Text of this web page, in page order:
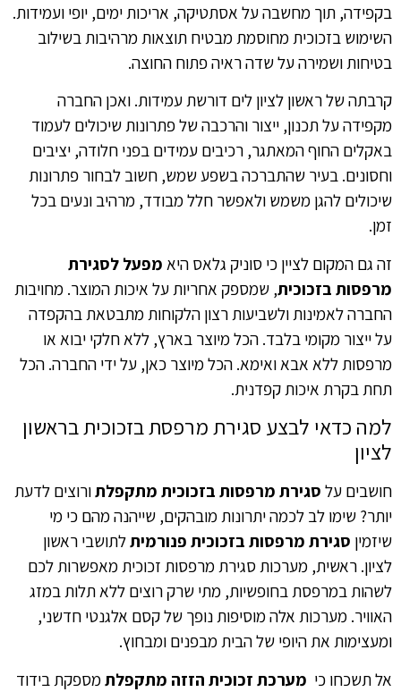
בקפידה, תוך מחשבה על אסתטיקה, אריכות ימים, יופי ועמידות.
השימוש בזכוכית מחוסמת מבטיח תוצאות מרהיבות בשילוב
בטיחות ושמירה על שדה ראיה פתוח החוצה.
קרבתה של ראשון לציון לים דורשת עמידות. ואכן החברה
מקפידה על תכנון, ייצור והרכבה של פתרונות שיכולים לעמוד
באקלים החוף המאתגר, רכיבים עמידים בפני חלודה, יציבים
וחסונים. בעיר שהתברכה בשפע שמש, חשוב לבחור פתרונות
שיכולים להגן משמש ולאפשר חלל מבודד, מרהיב ונעים בכל
זמן.
זה גם המקום לציין כי סוניק גלאס היא מפעל לסגירת
מרפסות בזכוכית, שמספק אחריות על איכות המוצר. מחויבות
החברה לאמינות ולשביעות רצון הלקוחות מתבטאת בהקפדה
על ייצור מקומי בלבד. הכל מיוצר בארץ, ללא חלקי יבוא או
מרפסות ללא אבא ואימא. הכל מיוצר כאן, על ידי החברה.‏ הכל
תחת בקרת איכות קפדנית.‏
למה כדאי לבצע סגירת מרפסת בזכוכית בראשון
לציון
חושבים על סגירת מרפסות בזכוכית מתקפלתורוצים לדעת
יותר? שימו לב לכמה יתרונות מובהקים, שייהנה מהם כי מי
שיזמין סגירת מרפסות בזכוכית פנורמיתלתושבי ראשון
לציון. ראשית, מערכות סגירת מרפסות זכוכית מאפשרות לכם
לשהות במרפסת בחופשיות, מתי שרק רוצים ללא תלות במזג
האוויר. מערכות אלה מוסיפות נופך של קסם אלגנטי חדשני,
ומעצימות את היופי של הבית מבפנים ומבחוץ.
אל תשכחו כי ‏‏ מערכת זכוכית הזזה מתקפלתמספקת בידוד